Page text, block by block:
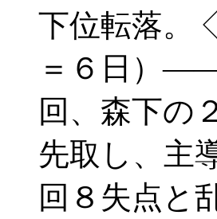
下位転落。
＝６日）
回、森下の
先取し、主
回８失点